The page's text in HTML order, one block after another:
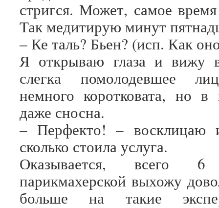
стригся. Может, самое
Так медитирую минут
– Ке таль? Бьен? (исп. Как
Я открываю глаза и вижу
слегка помолодевшее
немного коротковата, но в
даже сносна.
– Перфекто! – восклицаю
сколько стоила услуга.
Оказывается, всего
парикмахерской выхожу
больше на такие